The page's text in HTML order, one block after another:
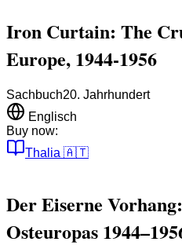
Iron Curtain: The
Europe, 1944-1956
Sachbuch20. Jahrhundert
Englisch
Buy now:
Thalia 🇦🇹
Der Eiserne
Osteuropas